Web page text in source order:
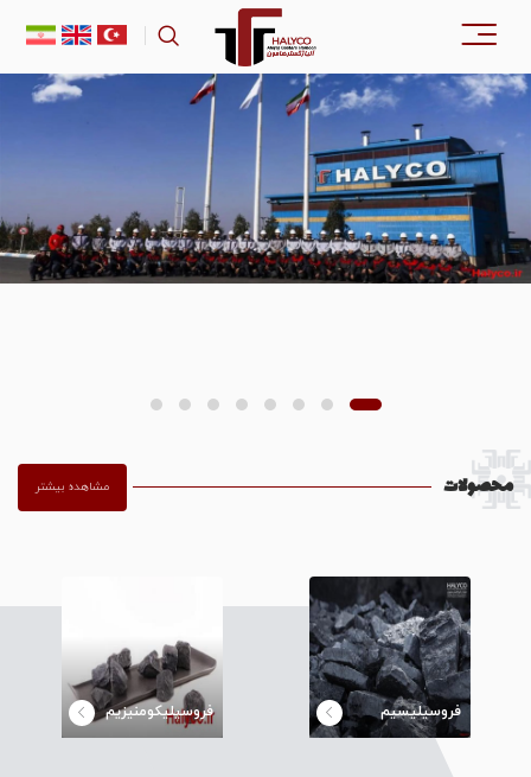
محصولات مشاهده بیشتر
فروسیلیسیم فروسیلیکومنیزیم